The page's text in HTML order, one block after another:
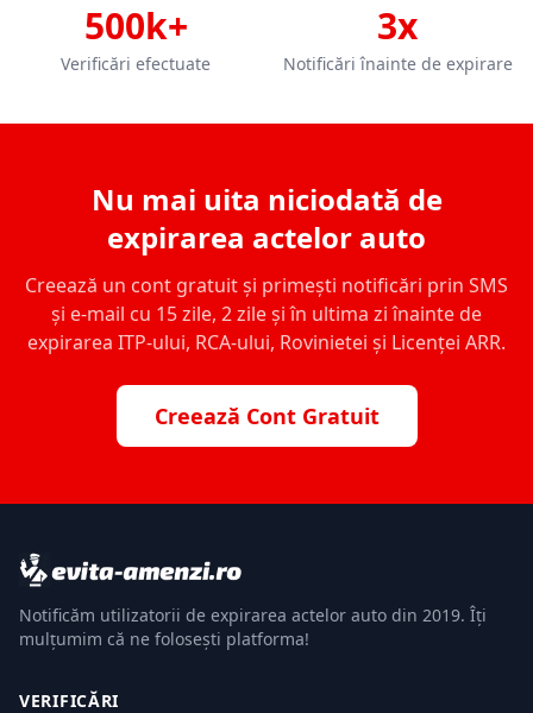
500k+
Verificări efectuate
3x
Notificări înainte de expirare
Nu mai uita niciodată de
expirarea actelor auto
Creează un cont gratuit și primești notificări prin SMS
și e-mail cu 15 zile, 2 zile și în ultima zi înainte de
expirarea ITP-ului, RCA-ului, Rovinietei și Licenței ARR.
Creează Cont Gratuit
Notificăm utilizatorii de expirarea actelor auto din 2019. Îți
mulțumim că ne folosești platforma!
VERIFICĂRI